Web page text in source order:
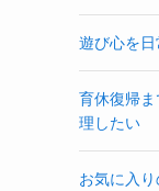
遊び心を日
育休復帰
理したい
お気に入